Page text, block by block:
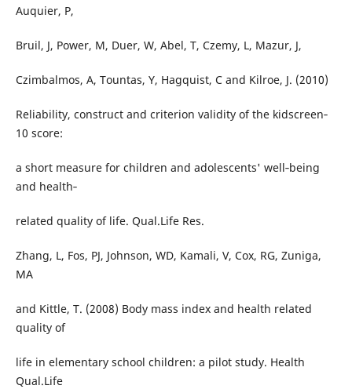
Auquier, P,
Bruil, J, Power, M, Duer, W, Abel, T, Czemy, L, Mazur, J,
Czimbalmos, A, Tountas, Y, Hagquist, C and Kilroe, J. (2010)
Reliability, construct and criterion validity of the kidscreen‐
10 score:
a short measure for children and adolescents' well‐being
and health‐
related quality of life. Qual.Life Res.
Zhang, L, Fos, PJ, Johnson, WD, Kamali, V, Cox, RG, Zuniga,
MA
and Kittle, T. (2008) Body mass index and health related
quality of
life in elementary school children: a pilot study. Health
Qual.Life